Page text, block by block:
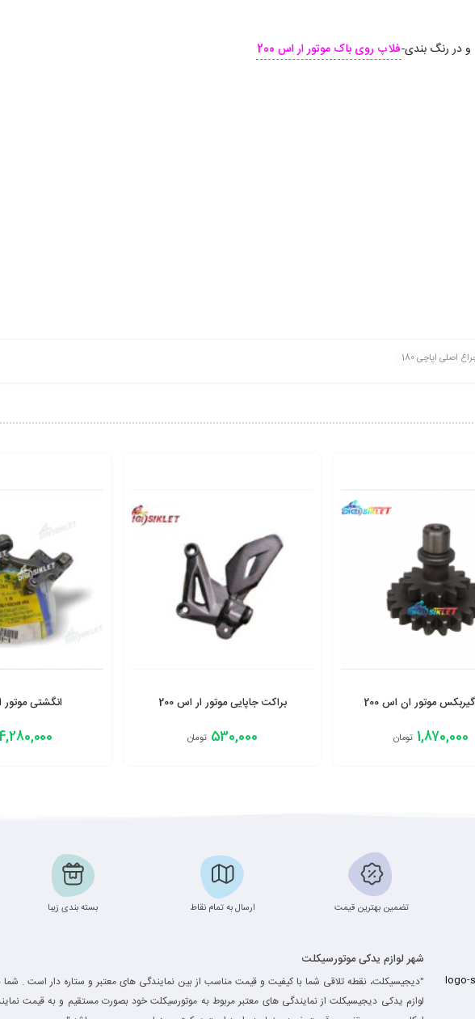
و در رنگ بندی-فلاپ روی باک موتور ار اس 200
اصلی اپاچی 180
موتور ان اس 200
1,870,000 تومان
براکت جاپایی موتور ار اس 200
530,000 تومان
انگشتی موتور
تضمین بهترین قیمت ارسال به تمام نقاط بسته بندی زیبا
شهر لوازم یدکی موتورسیکلت
"دیجیسیکلت، نقطه تلاقی شما با کیفیت و قیمت مناسب از بین نمایندگی های معتبر و ستاره دار است . شما
لوازم یدکی دیجیسیکلت از نمایندگی های معتبر مربوط به موتورسیکلت خود بصورت مستقیم و به قیمت